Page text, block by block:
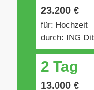
23.200 €
für: Hochzeit
durch: ING
2 Tag
13.000 €